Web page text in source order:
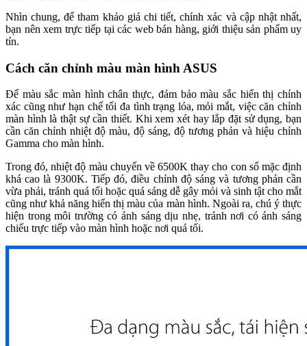
Nhìn chung, để tham khảo giá chi tiết, chính xác và cập nhật nhất,
bạn nên xem trực tiếp tại các web bán hàng, giới thiệu sản phẩm uy
tín.
Cách căn chỉnh màu màn hình ASUS
Để màu sắc màn hình chân thực, đảm bảo màu sắc hiển thị chính
xác cũng như hạn chế tối đa tình trạng lóa, mỏi mắt, việc căn chỉnh
màn hình là thật sự cần thiết. Khi xem xét hay lắp đặt sử dụng, bạn
cần căn chỉnh nhiệt độ màu, độ sáng, độ tương phản và hiệu chỉnh
Gamma cho màn hình.
Trong đó, nhiệt độ màu chuyển về 6500K thay cho con số mặc định
khá cao là 9300K. Tiếp đó, điều chỉnh độ sáng và tương phản cần
vừa phải, tránh quá tối hoặc quá sáng dễ gây mỏi và sinh tật cho mắt
cũng như khả năng hiển thị màu của màn hình. Ngoài ra, chú ý thực
hiện trong môi trường có ánh sáng dịu nhẹ, tránh nơi có ánh sáng
chiếu trực tiếp vào màn hình hoặc nơi quá tối.